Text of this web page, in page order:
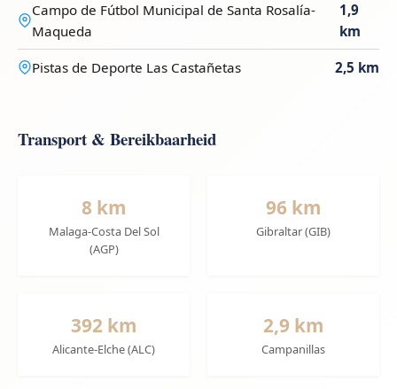
Campo de Fútbol Municipal de Santa Rosalía-
Maqueda
1,9
km
Pistas de Deporte Las Castañetas 2,5 km
Transport & Bereikbaarheid
8 km
Malaga-Costa Del Sol
(AGP)
96 km
Gibraltar (GIB)
392 km
Alicante-Elche (ALC)
2,9 km
Campanillas